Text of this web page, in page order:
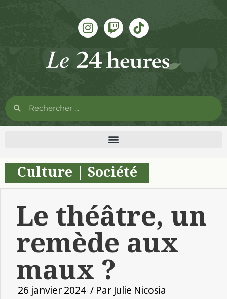
Culture Société
Le théâtre, un
remède aux
maux ?
26 janvier 2024 / ParJulie Nicosia